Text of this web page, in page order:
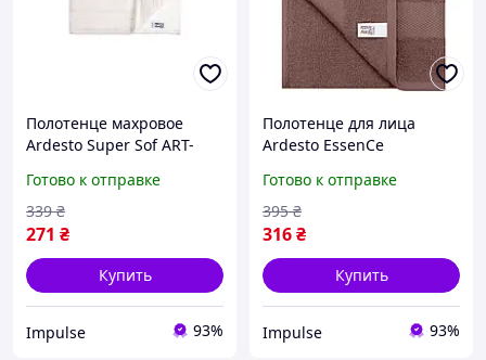
Полотенце махровое
Ardesto Super Sof ART-
impulse
Готово к отправке
271 ₴
339 ₴
Купить
Impulse 93%
Полотенце для лица
Ardesto EssenСe
коричневое impulse
Готово к отправке
316₴
395 ₴
Купить
Impulse 93%